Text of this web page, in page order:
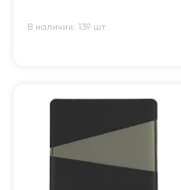
В наличии: 139 шт